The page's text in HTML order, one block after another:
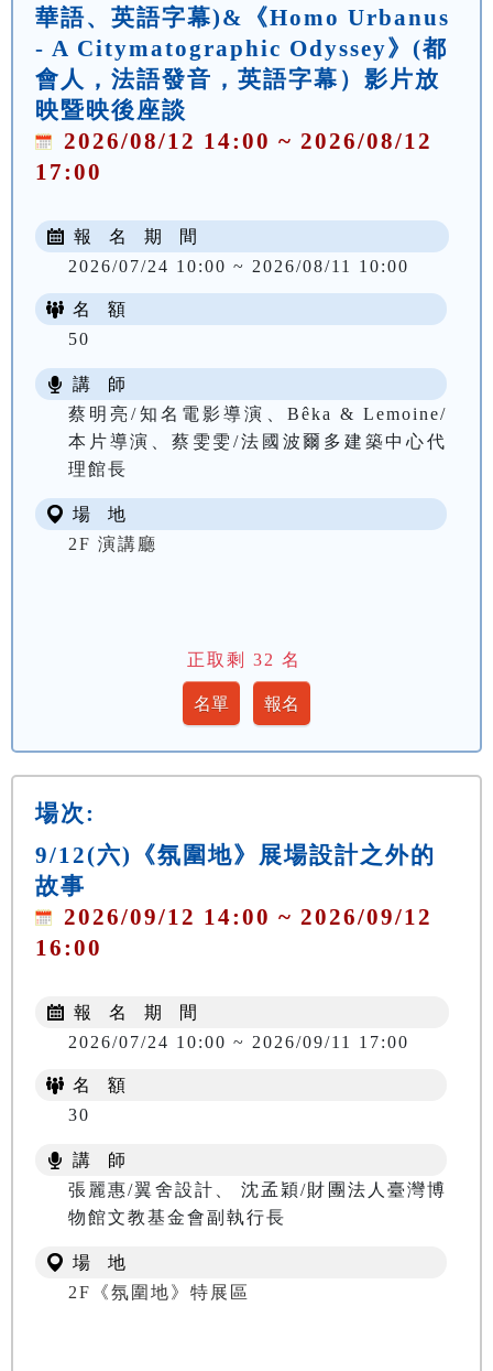
華語、英語字幕)&《Homo Urbanus
- A Citymatographic Odyssey》(都
會人，法語發音，英語字幕）影片放
映暨映後座談
2026/08/12 14:00 ~ 2026/08/12
17:00
報 名 期 間
2026/07/24 10:00 ~ 2026/08/11 10:00
名 額
50
講 師
蔡明亮/知名電影導演、Bêka & Lemoine/
本片導演、蔡雯雯/法國波爾多建築中心代
理館長
場 地
2F 演講廳
正取剩 32 名
場次:
9/12(六)《氛圍地》展場設計之外的
故事
2026/09/12 14:00 ~ 2026/09/12
16:00
報 名 期 間
2026/07/24 10:00 ~ 2026/09/11 17:00
名 額
30
講 師
張麗惠/翼舍設計、 沈孟穎/財團法人臺灣博
物館文教基金會副執行長
場 地
2F《氛圍地》特展區